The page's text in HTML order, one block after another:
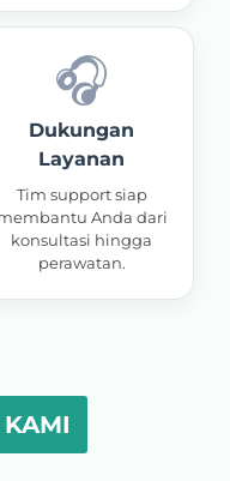
🎧
Dukungan
Layanan
Tim support siap
Anda dari
konsultasi hingga
perawatan.